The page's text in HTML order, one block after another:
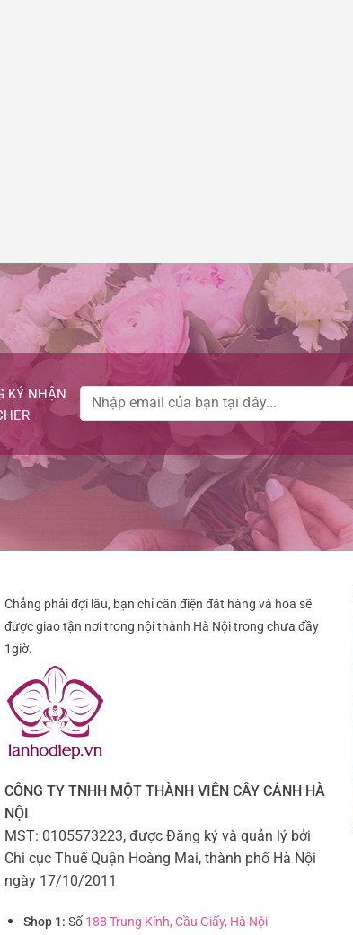
KÝ NHẬN
Chẳng phải đợi lâu, bạn chỉ cần điện đặt hàng và hoa sẽ
được giao tận nơi trong nội thành Hà Nội trong chưa đầy
1giờ.
CÔNG TY TNHH MỘT THÀNH VIÊN CÂY CẢNH HÀ
NỘI
MST: 0105573223, được Đăng ký và quản lý bởi
Chi cục Thuế Quận Hoàng Mai, thành phố Hà Nội
ngày 17/10/2011
Shop 1: Số 188 Trung Kính, Cầu Giấy, Hà Nội